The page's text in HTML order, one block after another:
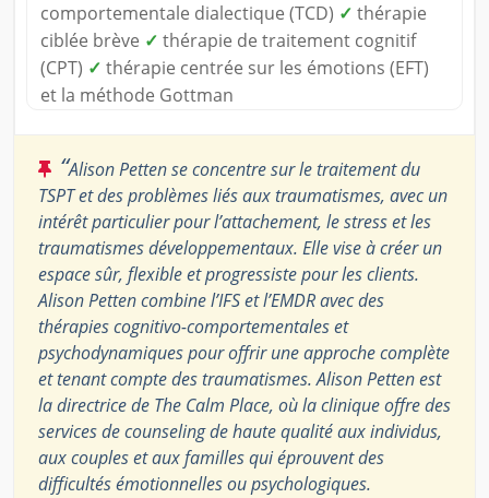
comportementale dialectique (TCD) ✓ thérapie
ciblée brève ✓ thérapie de traitement cognitif
(CPT) ✓ thérapie centrée sur les émotions (EFT)
et la méthode Gottman
“Alison Petten se concentre sur le traitement du
TSPT et des problèmes liés aux traumatismes, avec un
intérêt particulier pour l’attachement, le stress et les
traumatismes développementaux. Elle vise à créer un
espace sûr, flexible et progressiste pour les clients.
Alison Petten combine l’IFS et l’EMDR avec des
thérapies cognitivo-comportementales et
psychodynamiques pour offrir une approche complète
et tenant compte des traumatismes. Alison Petten est
la directrice de The Calm Place, où la clinique offre des
services de counseling de haute qualité aux individus,
aux couples et aux familles qui éprouvent des
difficultés émotionnelles ou psychologiques.